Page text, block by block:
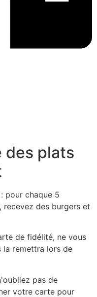
des plats
pour chaque 5
recevez des burgers et
de fidélité, ne vous
la remettra lors de
pas de
votre carte pour